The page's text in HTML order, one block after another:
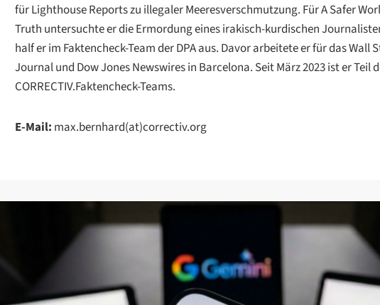
für Lighthouse Reports zu illegaler Meeresverschmutzung. Für A Safer
Truth untersuchte er die Ermordung eines irakisch-kurdischen
half er im Faktencheck-Team der DPA aus. Davor arbeitete er für das Wall
Journal und Dow Jones Newswires in Barcelona. Seit März 2023 ist er Teil
CORRECTIV.Faktencheck-Teams.
E-Mail: max.bernhard(at)correctiv.org